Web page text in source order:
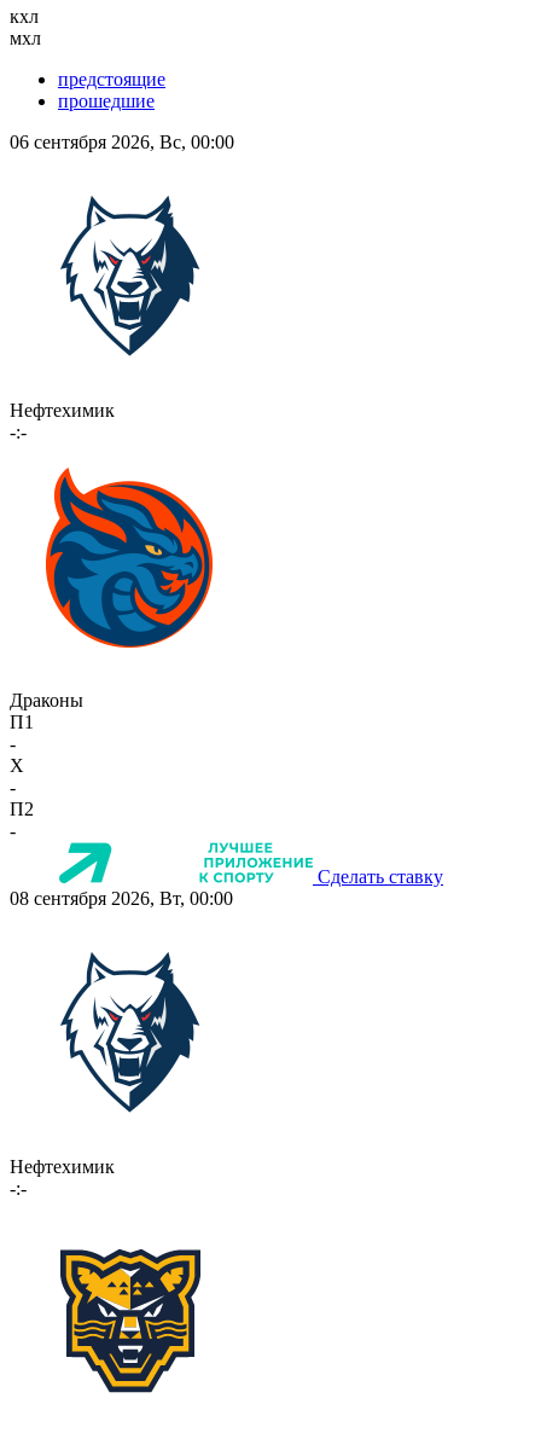
кхл
мхл
предстоящие
прошедшие
06 сентября 2026, Вс, 00:00
Нефтехимик
-:-
Драконы
П1
-
X
-
П2
-
Сделать ставку
08 сентября 2026, Вт, 00:00
Нефтехимик
-:-